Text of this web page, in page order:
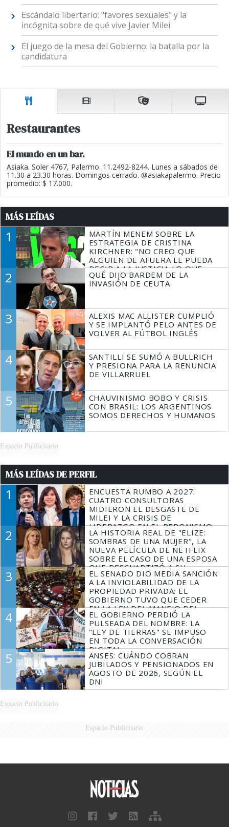
Escándalo libertario: "favores sexuales" y la
incógnita sobre de qué vive Javier Milei
El juego de la mesa del Gobierno: la batalla por la
candidatura
Restaurantes
El mundo en un bar.
Asiaka. Soler 4767, Palermo. 11.2492-8244. Lunes a sábados de
11.30 a 23.30 horas. Domingos cerrado. @asiakapalermo. Precio
promedio: $ 17.000.
MÁS LEÍDAS
1
MARTÍN MENEM SOBRE LA
ESTRATEGIA DE CRISTINA
KIRCHNER: "NO CREO QUE
ALGUIEN DE AFUERA LE PUEDA
DECIR A LA JUSTICIA LO QUE
TIENE QUE HACER"
2
QUÉ DIJO BARDEM DE LA
INVASIÓN DE CEUTA
3
ALEXIS MAC ALLISTER CUMPLIÓ
Y SE IMPLANTÓ PELO ANTES DE
VOLVER AL FÚTBOL INGLÉS
4
SANTILLI SE SUMÓ A BULLRICH
Y PRESIONA PARA LA RENUNCIA
DE VILLARRUEL
5
CHAUVINISMO BOBO Y CRISIS
CON BRASIL: LOS ARGENTINOS
SOMOS DERECHOS Y HUMANOS
Espacio Publicitario
MÁS LEÍDAS DE PERFIL
1
ENCUESTA RUMBO A 2027:
CUATRO CONSULTORAS
MIDIERON EL DESGASTE DE
MILEI Y LA CRISIS DE
LIDERAZGO EN EL PERONISMO
2
LA HISTORIA REAL DE "ELIZE:
SOMBRAS DE UNA MUJER", LA
NUEVA PELÍCULA DE NETFLIX
SOBRE EL CASO DE UNA ESPOSA
QUE DESCUARTIZÓ A SU
MARIDO
3
EL SENADO DIO MEDIA SANCIÓN
A LA INVIOLABILIDAD DE LA
PROPIEDAD PRIVADA: EL
GOBIERNO TUVO QUE CEDER
EN LA LEY DEL MANEJO DEL
FUEGO
4
EL GOBIERNO PERDIÓ LA
PULSEADA DEL NOMBRE: LA
"LEY DE TIERRAS" SE IMPUSO
EN TODA LA CONVERSACIÓN
DIGITAL
5
ANSES: CUÁNDO COBRAN
JUBILADOS Y PENSIONADOS EN
AGOSTO DE 2026, SEGÚN EL
DNI
Espacio Publicitario
Espacio Publicitario